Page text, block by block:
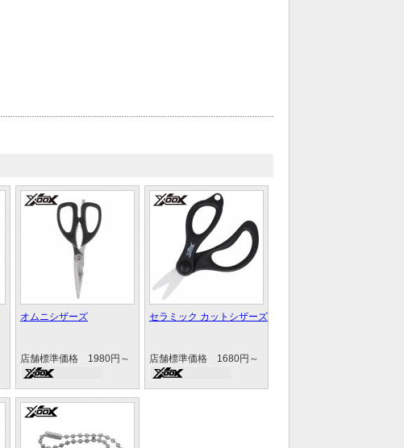
オムニシザーズ
店舗標準価格 1980円～
セラミック カットシザーズ
店舗標準価格 1680円～